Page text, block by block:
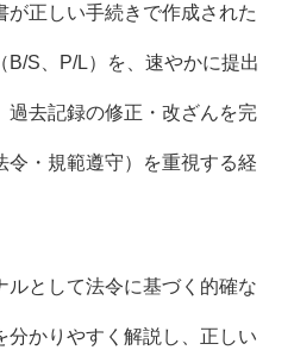
正しい手続きで作成された
S、P/L）を、速やかに提出
去記録の修正・改ざんを完
・規範遵守）を重視する経
ルとして法令に基づく的確な
かりやすく解説し、正しい